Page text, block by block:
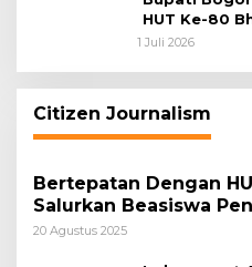
HUT Ke-80
dan Pemkab
1 Juli 2026
Citizen Journalism
Bertepatan Dengan
Salurkan Beasiswa
Pelajar
20 Agustus 2025